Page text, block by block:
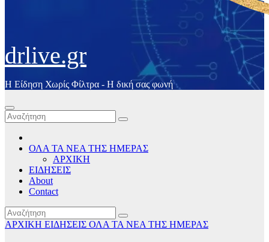
drlive.gr
Η Είδηση Χωρίς Φίλτρα - H δική σας φωνή
ΟΛΑ ΤΑ ΝΕΑ ΤΗΣ ΗΜΕΡΑΣ
ΑΡΧΙΚΗ
ΕΙΔΗΣΕΙΣ
About
Contact
ΑΡΧΙΚΗ ΕΙΔΗΣΕΙΣ ΟΛΑ ΤΑ ΝΕΑ ΤΗΣ ΗΜΕΡΑΣ